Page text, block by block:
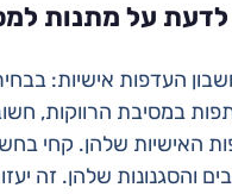
על מתנות
העדפות אישיות:
במסיבת הרווקות,
האישיות שלהן. קחי
והסגנונות שלהן. זה